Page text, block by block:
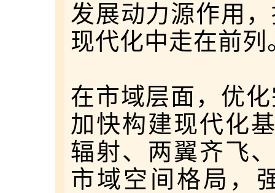
发展动力源作用
现代化中走在前列
在市域层面，优
加快构建现代化
辐射、两翼齐飞
市域空间格局，